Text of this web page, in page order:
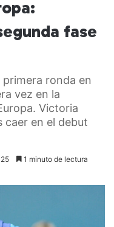
fase
ronda en
vez en la
Victoria
caer en el debut
1 minuto de lectura